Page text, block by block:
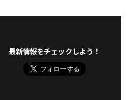
最新情報をチェックしよう！